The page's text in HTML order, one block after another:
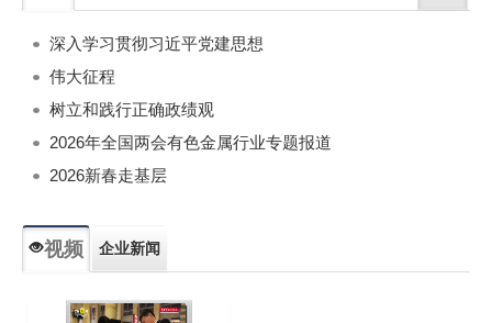
深入学习贯彻习近平党建思想
伟大征程
树立和践行正确政绩观
2026年全国两会有色金属行业专题报道
2026新春走基层
视频 企业新闻